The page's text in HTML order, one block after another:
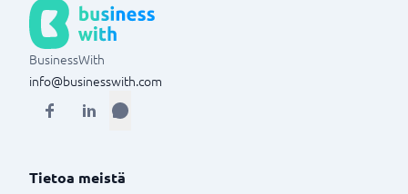
BusinessWith
info@businesswith.com
Tietoa meistä